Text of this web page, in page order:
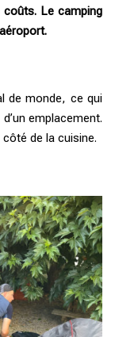
Le camping
de monde, ce qui
emplacement.
de la cuisine.